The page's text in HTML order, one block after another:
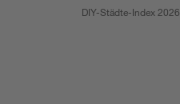
DIY-Städte-Index 2026